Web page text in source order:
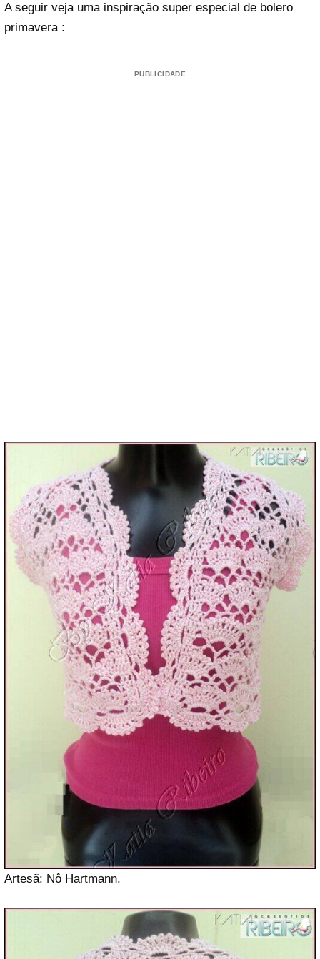
A seguir veja uma inspiração super especial de bolero
primavera :
PUBLICIDADE
Artesã: Nô Hartmann.